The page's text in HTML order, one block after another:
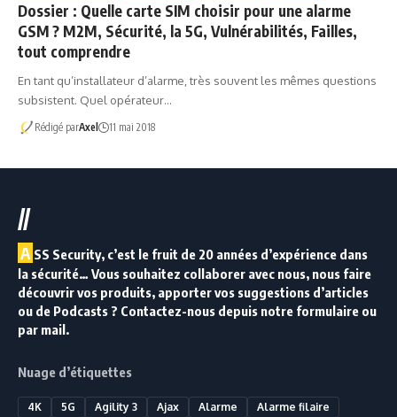
Dossier : Quelle carte SIM choisir pour une alarme
GSM ? M2M, Sécurité, la 5G, Vulnérabilités, Failles,
tout comprendre
En tant qu’installateur d’alarme, très souvent les mêmes questions
subsistent. Quel opérateur…
Rédigé parAxel 11 mai 2018
//
A SS Security, c’est le fruit de 20 années d’expérience dans
la sécurité… Vous souhaitez collaborer avec nous, nous faire
découvrir vos produits, apporter vos suggestions d’articles
ou de Podcasts ? Contactez-nous depuis notre formulaire ou
par mail.
Nuage d’étiquettes
4K 5G Agility 3 Ajax Alarme
Alarme filaire